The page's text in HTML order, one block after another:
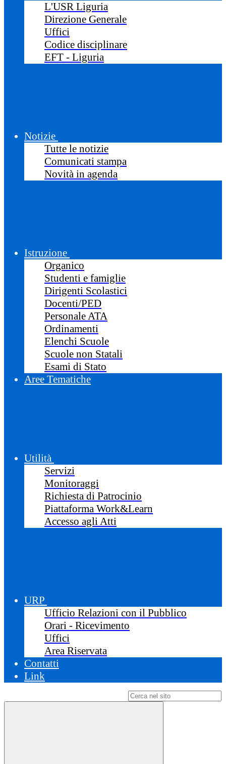
L'USR Liguria
Direzione Generale
Uffici
Codice disciplinare
EFT - Liguria
Notizie
Tutte le notizie
Comunicati stampa
Novità in agenda
Istruzione
Organico
Studenti e famiglie
Dirigenti Scolastici
Docenti/PED
Personale ATA
Ordinamenti
Elenchi Scuole
Scuole non Statali
Esami di Stato
Aree Tematiche
Utilità
Servizi
Monitoraggi
Richiesta di Patrocinio
Piattaforma Work&Learn
Accesso agli Atti
URP
Ufficio Relazioni con il Pubblico
Orari - Ricevimento
Uffici
Area Riservata
Contatti
Link